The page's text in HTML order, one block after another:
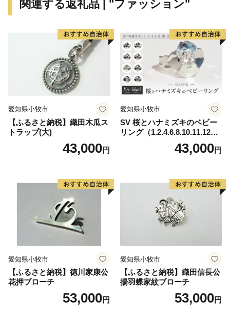
関連する返礼品 | "ファッション"
愛知県小牧市
【ふるさと納税】織田木瓜ス
トラップ(大)
43,000円
愛知県小牧市
SV 桜とハナミズキのベビー
リング（1.2.4.6.8.10.11.12
43,000円
愛知県小牧市
【ふるさと納税】徳川家康公
花押ブローチ
53,000円
愛知県小牧市
【ふるさと納税】織田信長公
揚羽蝶家紋ブローチ
53,000円